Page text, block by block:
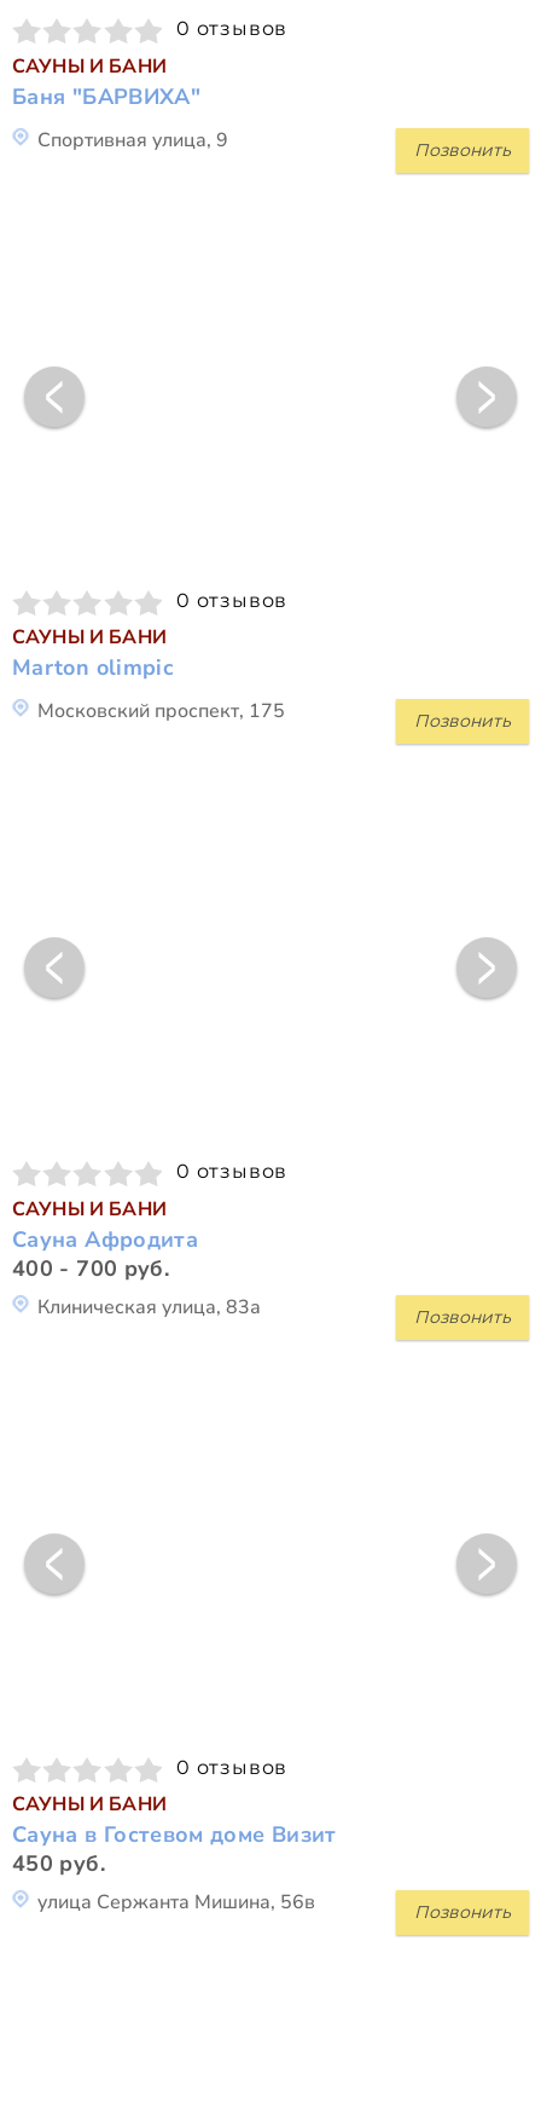
0 отзывов
САУНЫ И БАНИ
Баня "БАРВИХА"
Позвонить
Спортивная улица, 9
0 отзывов
САУНЫ И БАНИ
Marton olimpic
Позвонить
Московский проспект, 175
0 отзывов
САУНЫ И БАНИ
Сауна Афродита
400 - 700 руб.
Позвонить
Клиническая улица, 83а
0 отзывов
САУНЫ И БАНИ
Сауна в Гостевом доме Визит
450 руб.
Позвонить
улица Сержанта Мишина, 56в